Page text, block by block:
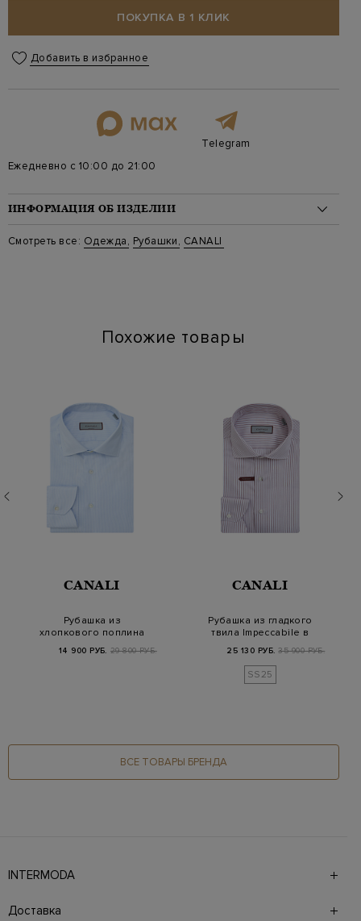
ПОКУПКА В 1 КЛИК
Добавить в избранное
Telegram
Ежедневно с 10:00 до 21:00
ИНФОРМАЦИЯ ОБ ИЗДЕЛИИ
Материал: хлопок 100%
Стиль: Классические
Смотреть все: Одежда, Рубашки, CANALI
Похожие товары
CANALI
Рубашка из
хлопкового поплина
полос…
14 900 РУБ. 29 800 РУБ.
CANALI
Рубашка из гладкого
твила Impeccabile в
25 130 РУБ. 35 900 РУБ.
SS25
ВСЕ ТОВАРЫ БРЕНДА
INTERMODA
брендов на 4 этажах в самом центре города. На сайте
также презентованы новинки с последних показов и
Доставка